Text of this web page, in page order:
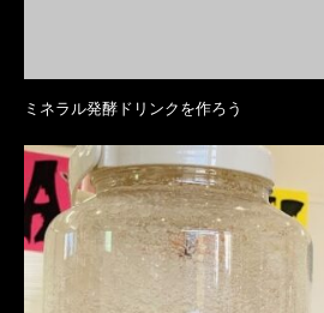
ミネラル発酵ドリンクを作ろう